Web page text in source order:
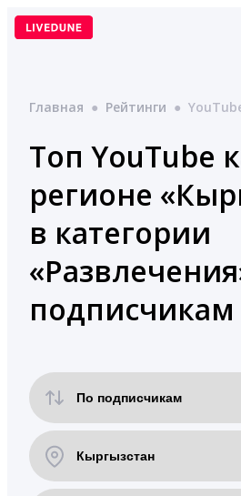
Перейти
Главная ● Рейтинги ●
Топ YouTube
регионе
в категории
подписчикам